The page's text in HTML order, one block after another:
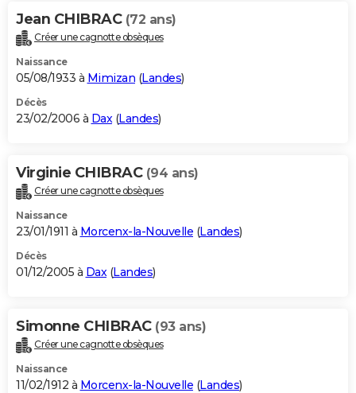
Jean CHIBRAC (72 ans)
Créer une cagnotte obsèques
Naissance
05/08/1933 à Mimizan (Landes)
Décès
23/02/2006 à Dax(Landes)
Virginie CHIBRAC (94 ans)
Créer une cagnotte obsèques
Naissance
23/01/1911 à Morcenx-la-Nouvelle (Landes)
Décès
01/12/2005 à Dax(Landes)
Simonne CHIBRAC (93 ans)
Créer une cagnotte obsèques
Naissance
11/02/1912 à Morcenx-la-Nouvelle (Landes)